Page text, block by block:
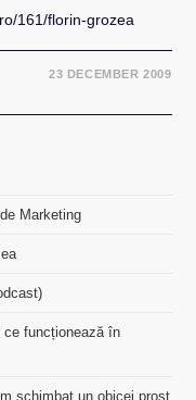
161/florin-grozea
23 DECEMBER 2009
Marketing
ce funcționează în
schimbat un obicei prost